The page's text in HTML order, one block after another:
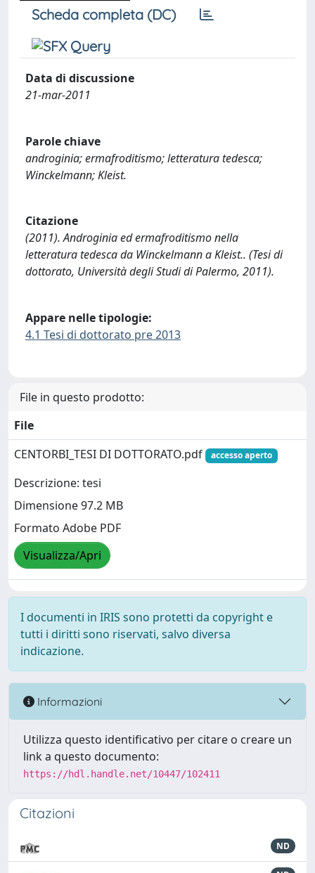
Scheda completa (DC)
Data di discussione
21-mar-2011
Parole chiave
androginia; ermafroditismo; letteratura tedesca;
Winckelmann; Kleist.
Citazione
(2011). Androginia ed ermafroditismo nella
letteratura tedesca da Winckelmann a Kleist.. (Tesi di
dottorato, Università degli Studi di Palermo, 2011).
Appare nelle tipologie:
4.1 Tesi di dottorato pre 2013
File in questo prodotto:
File
CENTORBI_TESI DI DOTTORATO.pdf
accesso aperto
Descrizione: tesi
Dimensione 97.2 MB
Formato Adobe PDF
Visualizza/Apri
I documenti in IRIS sono protetti da copyright e
tutti i diritti sono riservati, salvo diversa
indicazione.
Informazioni
Utilizza questo identificativo per citare o creare un
link a questo documento:
https://hdl.handle.net/10447/102411
Citazioni
ND